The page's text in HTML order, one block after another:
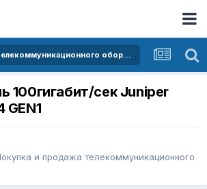
Покупка и продажа телекоммуникационного оборудования
100гигабит/сек Juniper
GEN1
и продажа телекоммуникационного